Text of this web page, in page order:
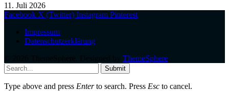
11. Juli 2026
Facebook X (Twitter) Instagram Pinterest
Impressum
Datenschutzerklärung
ThemeSphere
Submit
Type above and press Enterto search. Press Esc to cancel.